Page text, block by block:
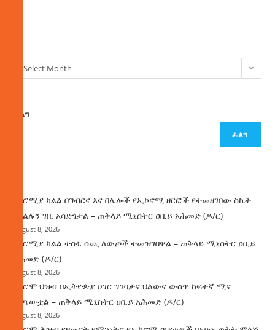
Select Month
ፈልግ
ፈልግ
በኦሮሚያ ክልል በግብርና እና በሌሎች የኢኮኖሚ ዘርፎች የተመዘገበው ስኬት
የክልሉን ገቢ አሳድጎታል – ጠቅላይ ሚኒስትር ዐቢይ አሕመድ (ዶ/ር)
August 8, 2026
በኦሮሚያ ክልል ተስፋ ሰጪ ለውጦች ተመዝገበዋል – ጠቅላይ ሚኒስትር ዐቢይ
አሕመድ (ዶ/ር)
August 8, 2026
የኦሮሞ ህዝብ በኢትዮጵያ ሀገር ግንባታና ህልውና ውስጥ ከፍተኛ ሚና
ተጫውቷል – ጠቅላይ ሚኒስትር ዐቢይ አሕመድ (ዶ/ር)
August 8, 2026